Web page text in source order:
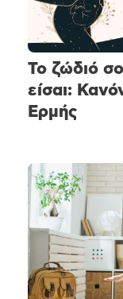
Το ζώδιό
είσαι:
Ερμής